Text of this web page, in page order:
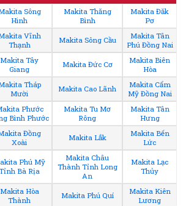
Sông
Hinh
Makita Thăng
Bình
Makita Đăk
Pơ
Vĩnh
Thạnh
Makita Sông Cầu
Makita Tân
Phú Đồng Nai
Makita Tây
Giang
Makita Đức Cơ
Makita Biên
Hòa
Tháp
Mười
Makita Cao Lãnh
Makita Cẩm
Mỹ Đồng Nai
Phước
Bình Phước
Makita Tu Mơ
Rông
Makita Tân
Hưng
Đồng
Xoài
Makita Lắk
Makita Bến
Lức
Phú Mỹ
Bà Rịa
Makita Châu
Thành Tỉnh Long
An
Makita Lạc
Thủy
Makita Hòa
Thành
Makita Phú Quí
Makita Kiên
Lương